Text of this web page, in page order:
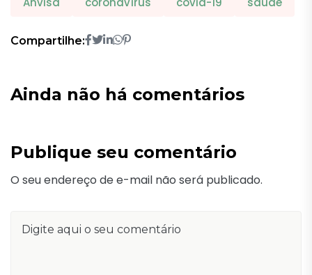
Compartilhe:
Ainda não há comentários
Publique seu comentário
O seu endereço de e-mail não será publicado.